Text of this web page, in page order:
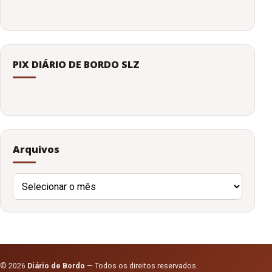
PIX DIÁRIO DE BORDO SLZ
Arquivos
Arquivos
© 2026 Diário de Bordo — Todos os direitos reservados.